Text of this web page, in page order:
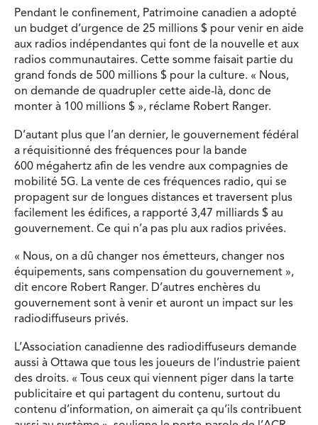
Pendant le confinement, Patrimoine canadien a adopté
un budget d’urgence de 25 millions $ pour venir en aide
aux radios indépendantes qui font de la nouvelle et aux
radios communautaires. Cette somme faisait partie du
grand fonds de 500 millions $ pour la culture. « Nous,
on demande de quadrupler cette aide-là, donc de
monter à 100 millions $ », réclame Robert Ranger.
D’autant plus que l’an dernier, le gouvernement fédéral
a réquisitionné des fréquences pour la bande
600 mégahertz afin de les vendre aux compagnies de
mobilité 5G. La vente de ces fréquences radio, qui se
propagent sur de longues distances et traversent plus
facilement les édifices, a rapporté 3,47 milliards $ au
gouvernement. Ce qui n’a pas plu aux radios privées.
« Nous, on a dû changer nos émetteurs, changer nos
équipements, sans compensation du gouvernement »,
dit encore Robert Ranger. D’autres enchères du
gouvernement sont à venir et auront un impact sur les
radiodiffuseurs privés.
L’Association canadienne des radiodiffuseurs demande
aussi à Ottawa que tous les joueurs de l’industrie paient
des droits. « Tous ceux qui viennent piger dans la tarte
publicitaire et qui partagent du contenu, surtout du
contenu d’information, on aimerait ça qu’ils contribuent